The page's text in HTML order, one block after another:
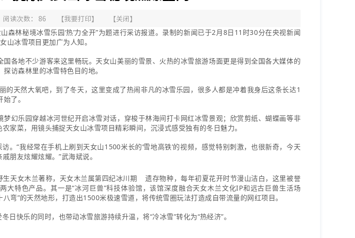
阅读次数： 86 【我要打印】 【关闭】
林秘境冰雪乐园‘热’力全开”为题进行采访报道。录制的新闻已于2月8日11时30分在央视新闻
山冰雪项目更加广为人知。
各地不少游客来这里畅玩。天女山美丽的雪景、火热的冰雪旅游场面更是得到全国各大媒体的
访森林里的冰雪特色目的地。
天然大氧吧，到了冬天，这里变成了热闹非凡的冰雪乐园，很多人都是冲着我身后这条长达1
了。
幻乐园穿越冰河世纪开启冰雪对话，穿梭于林海间打卡网红冰雪景观；欣赏剪纸、蝴蝶画等非
家菜，用镜头捕捉天女山冰雪项目精彩瞬间，沉浸式感受独有的冬日魅力。
。“我经常在手机上刷到天女山1500米长的‘雪地高铁’的视频，感觉特别刺激，也很新奇，今天
朋友炫耀炫耀。”武海斌说。
天女木兰著称，天女木兰属第四纪冰川期
遗存物种，每年初夏花开时节漫山洁白，这里被誉
特色产品。其一是“冰河巨兽”科技体验馆，该馆深度融合天女木兰文化IP和远古巨兽生活场
弯”的天然地形，打造出1500米极速雪道，将传统雪圈玩法打造成自带流量的网红项目。
快乐的同时，也带动冰雪旅游持续升温，将“冷冰雪”转化为“热经济”。